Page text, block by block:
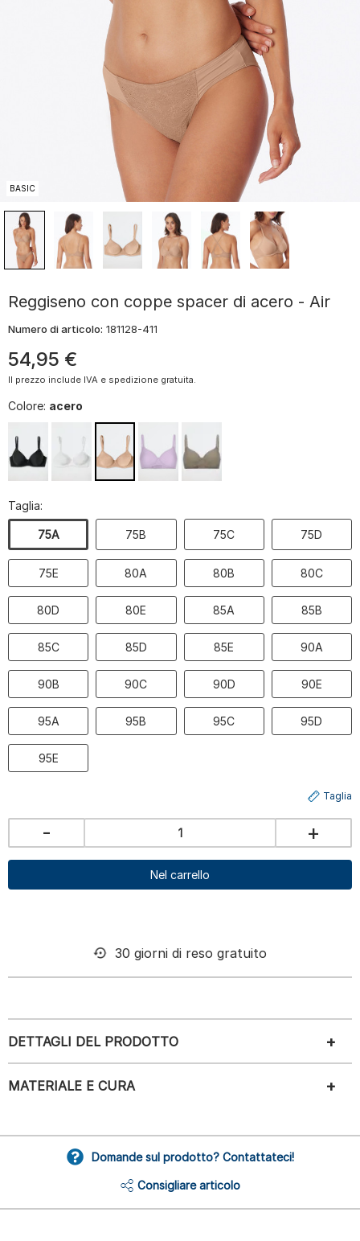
BASIC
Reggiseno con coppe spacer di acero - Air
Numero di articolo: 181128-411
54,95 €
Il prezzo include IVA e spedizione gratuita.
Colore: acero
Taglia:
75A 75B 75C 75D
75E 80A 80B 80C
80D 80E 85A 85B
85C 85D 85E 90A
90B 90C 90D 90E
95A 95B 95C 95D
95E
Taglia
- +
Nel carrello
30 giorni di reso gratuito
DETTAGLI DEL PRODOTTO
MATERIALE E CURA
Domande sul prodotto? Contattateci!
Consigliare articolo